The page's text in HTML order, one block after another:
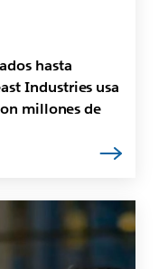
hasta
Industries usa
millones de